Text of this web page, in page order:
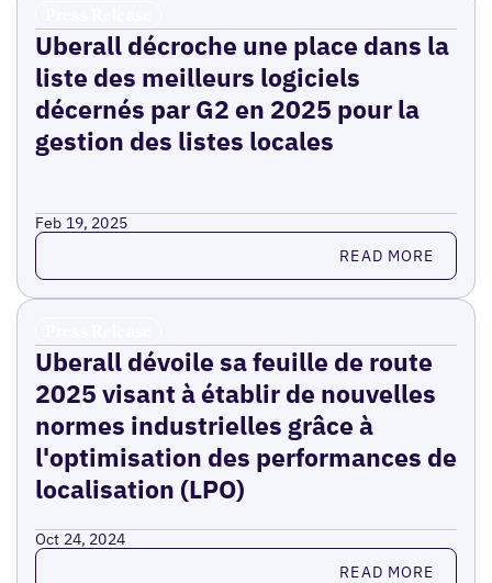
Uberall décroche une place dans la
liste des meilleurs logiciels
décernés par G2 en 2025 pour la
gestion des listes locales
Feb 19, 2025
Read more READ MORE
Uberall dévoile sa feuille de route
2025 visant à établir de nouvelles
normes industrielles grâce à
l'optimisation des performances de
localisation (LPO)
Oct 24, 2024
Read more READ MORE